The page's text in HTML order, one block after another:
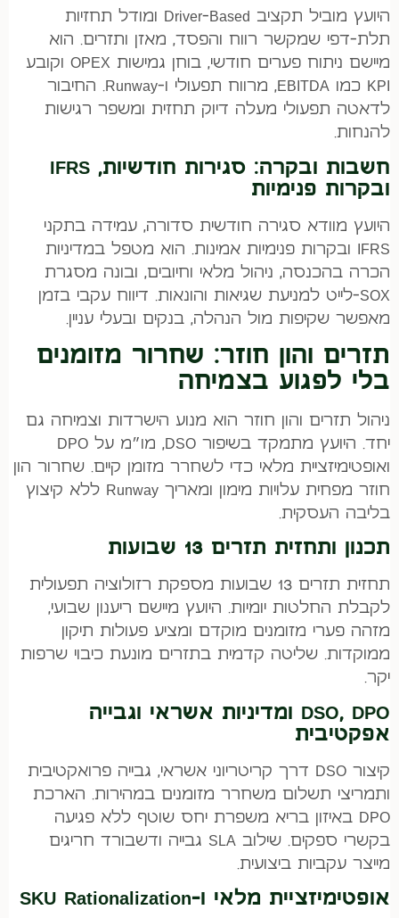
היועץ מוביל תקציב Driver-Based ומודל תחזיות
תלת-דפי שמקשר רווח והפסד, מאזן ותזרים. הוא
מיישם ניתוח פערים חודשי, בוחן גמישות OPEX וקובע
KPI כמו EBITDA, מרווח תפעולי ו-Runway. החיבור
לדאטה תפעולי מעלה דיוק תחזית ומשפר רגישות
להנחות.
חשבות ובקרה: סגירות חודשיות, IFRS
ובקרות פנימיות
היועץ מוודא סגירה חודשית סדורה, עמידה בתקני
IFRS ובקרות פנימיות אמינות. הוא מטפל במדיניות
הכרה בהכנסה, ניהול מלאי וחיובים, ובונה מסגרת
SOX-לייט למניעת שגיאות והונאות. דיווח עקבי בזמן
מאפשר שקיפות מול הנהלה, בנקים ובעלי עניין.
תזרים והון חוזר: שחרור מזומנים
בלי לפגוע בצמיחה
ניהול תזרים והון חוזר הוא מנוע הישרדות וצמיחה גם
יחד. היועץ מתמקד בשיפור DSO, מו״מ על DPO
ואופטימיזציית מלאי כדי לשחרר מזומן קיים. שחרור הון
חוזר מפחית עלויות מימון ומאריך Runway ללא קיצוץ
בליבה העסקית.
תכנון ותחזית תזרים 13 שבועות
תחזית תזרים 13 שבועות מספקת רזולוציה תפעולית
לקבלת החלטות יומיות. היועץ מיישם ריענון שבועי,
מזהה פערי מזומנים מוקדם ומציע פעולות תיקון
ממוקדות. שליטה קדמית בתזרים מונעת כיבוי שרפות
יקר.
DSO, DPO ומדיניות אשראי וגבייה
אפקטיבית
קיצור DSO דרך קריטריוני אשראי, גבייה פרואקטיבית
ותמריצי תשלום משחרר מזומנים במהירות. הארכת
DPO באיזון בריא משפרת יחס שוטף ללא פגיעה
בקשרי ספקים. שילוב SLA גבייה ודשבורד חריגים
מייצר עקביות ביצועית.
אופטימיזציית מלאי ו-SKU Rationalization